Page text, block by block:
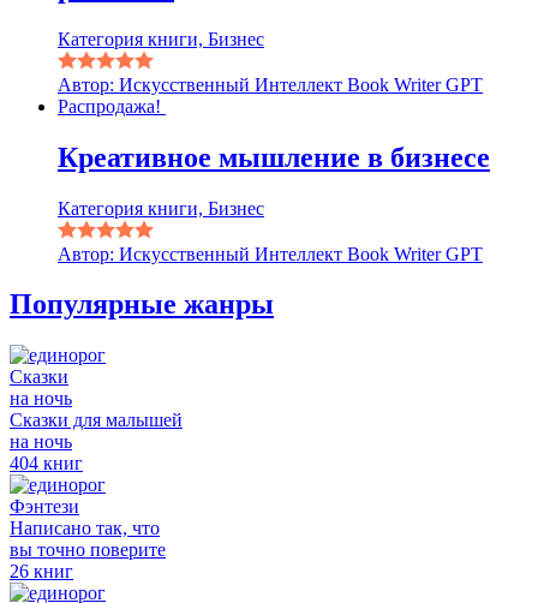
Категория книги, Бизнес
Автор: Искусственный Интеллект Book Writer GPT
Распродажа!
Креативное мышление в бизнесе
Категория книги, Бизнес
Автор: Искусственный Интеллект Book Writer GPT
Популярные жанры
Сказки
на ночь
Сказки для малышей
на ночь
404 книг
Фэнтези
Написано так, что
вы точно поверите
26 книг